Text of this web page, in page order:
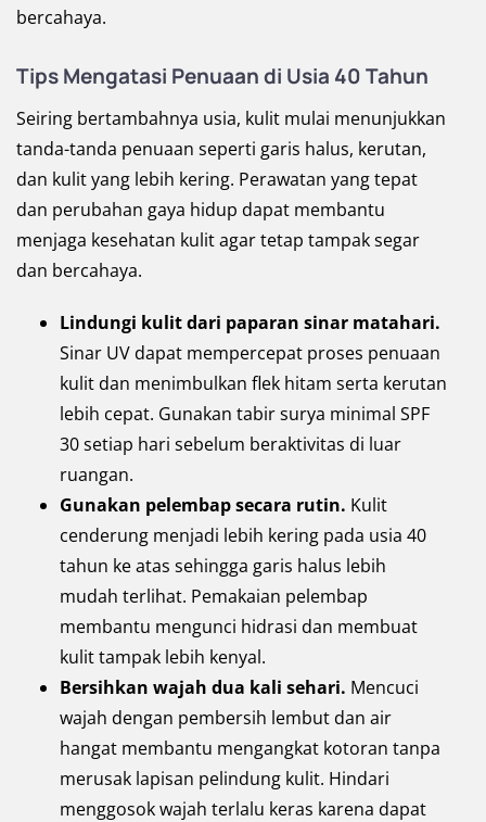
bercahaya.
Tips Mengatasi Penuaan di Usia 40 Tahun
Seiring bertambahnya usia, kulit mulai menunjukkan
tanda-tanda penuaan seperti garis halus, kerutan,
dan kulit yang lebih kering. Perawatan yang tepat
dan perubahan gaya hidup dapat membantu
menjaga kesehatan kulit agar tetap tampak segar
dan bercahaya.
Lindungi kulit dari paparan sinar matahari.
Sinar UV dapat mempercepat proses penuaan
kulit dan menimbulkan flek hitam serta kerutan
lebih cepat. Gunakan tabir surya minimal SPF
30 setiap hari sebelum beraktivitas di luar
ruangan.
Gunakan pelembap secara rutin. Kulit
cenderung menjadi lebih kering pada usia 40
tahun ke atas sehingga garis halus lebih
mudah terlihat. Pemakaian pelembap
membantu mengunci hidrasi dan membuat
kulit tampak lebih kenyal.
Bersihkan wajah dua kali sehari. Mencuci
wajah dengan pembersih lembut dan air
hangat membantu mengangkat kotoran tanpa
merusak lapisan pelindung kulit. Hindari
menggosok wajah terlalu keras karena dapat